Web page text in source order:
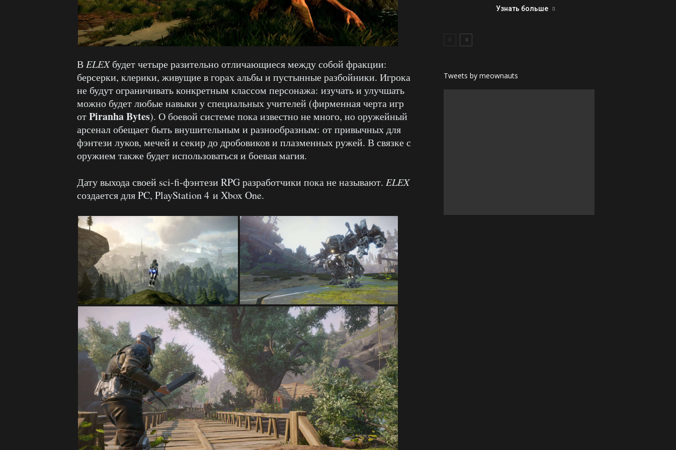
В ELEXбудет четыре разительно отличающиеся между собой фракции:
берсерки, клерики, живущие в горах альбы и пустынные разбойники. Игрока
не будут ограничивать конкретным классом персонажа: изучать и улучшать
можно будет любые навыки у специальных учителей (фирменная черта игр
отPiranha Bytes). О боевой системе пока известно не много, но оружейный
арсенал обещает быть внушительным и разнообразным: от привычных для
фэнтези луков, мечей и секир до дробовиков и плазменных ружей. В связке с
оружием также будет использоваться и боевая магия.
Дату выхода своей sci-fi-фэнтези RPG разработчики пока не называют. ELEX
создается для PC, PlayStation 4 и Xbox One.
Узнать больше
Tweets by meownauts